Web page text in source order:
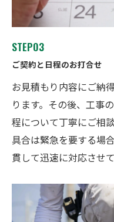
STEP03
ご契約と日程のお打合せ
お見積もり内容にご納
ります。その後、工事
程について丁寧にご相
具合は緊急を要する場
貫して迅速に対応させ